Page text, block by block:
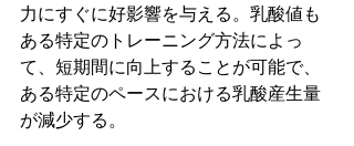
力にすぐに好影響を与える。乳酸値も
ある特定のトレーニング方法によっ
て、短期間に向上することが可能で、
ある特定のペースにおける乳酸産生量
が減少する。